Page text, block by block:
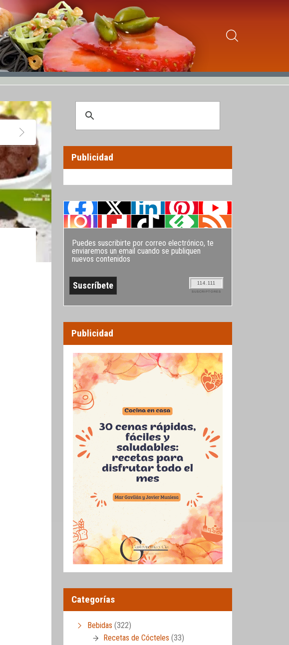
Publicidad
Puedes suscribirte por correo electrónico, te
enviaremos un email cuando se publiquen
nuevos contenidos
114.111
SUSCRIPTORES
Publicidad
Categorías
Bebidas (322)
Recetas de Cócteles (33)